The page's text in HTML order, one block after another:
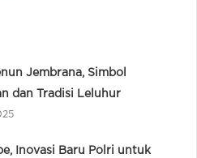
Jembrana, Simbol
dan Tradisi Leluhur
Inovasi Baru Polri untuk